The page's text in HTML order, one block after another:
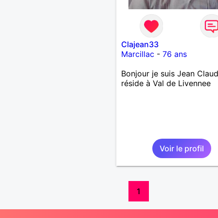
Clajean33
Marcillac - 76 ans
Bonjour je suis Jean
réside à Val de Livennee
Voir le profil
1